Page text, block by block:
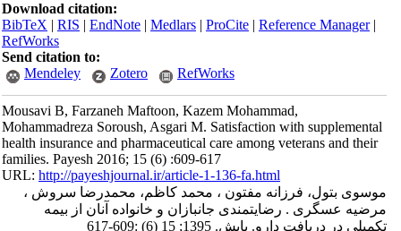
Download citation:
BibTeX|RIS|EndNote|Medlars|ProCite|Reference Manager
RefWorks
Send citation to:
Mendeley
Zotero RefWorks
Mousavi B, Farzaneh Maftoon, Kazem Mohammad,
Mohammadreza Soroush, Asgari M. Satisfaction with supplemental
health insurance and pharmaceutical care among veterans and their
families. Payesh 2016; 15 (6) :609-617
URL:http://payeshjournal.ir/article-1-136-fa.html
موسوی بتول، فرزانه مفتون ، محمد کاظم، محمدرضا سروش ،
مرضیه عسگری . رضایتمندی جانبازان و خانواده آنان از بیمه
تکمیلی در دریافت دارو. پایش. 1395; 15 (6) :609-617